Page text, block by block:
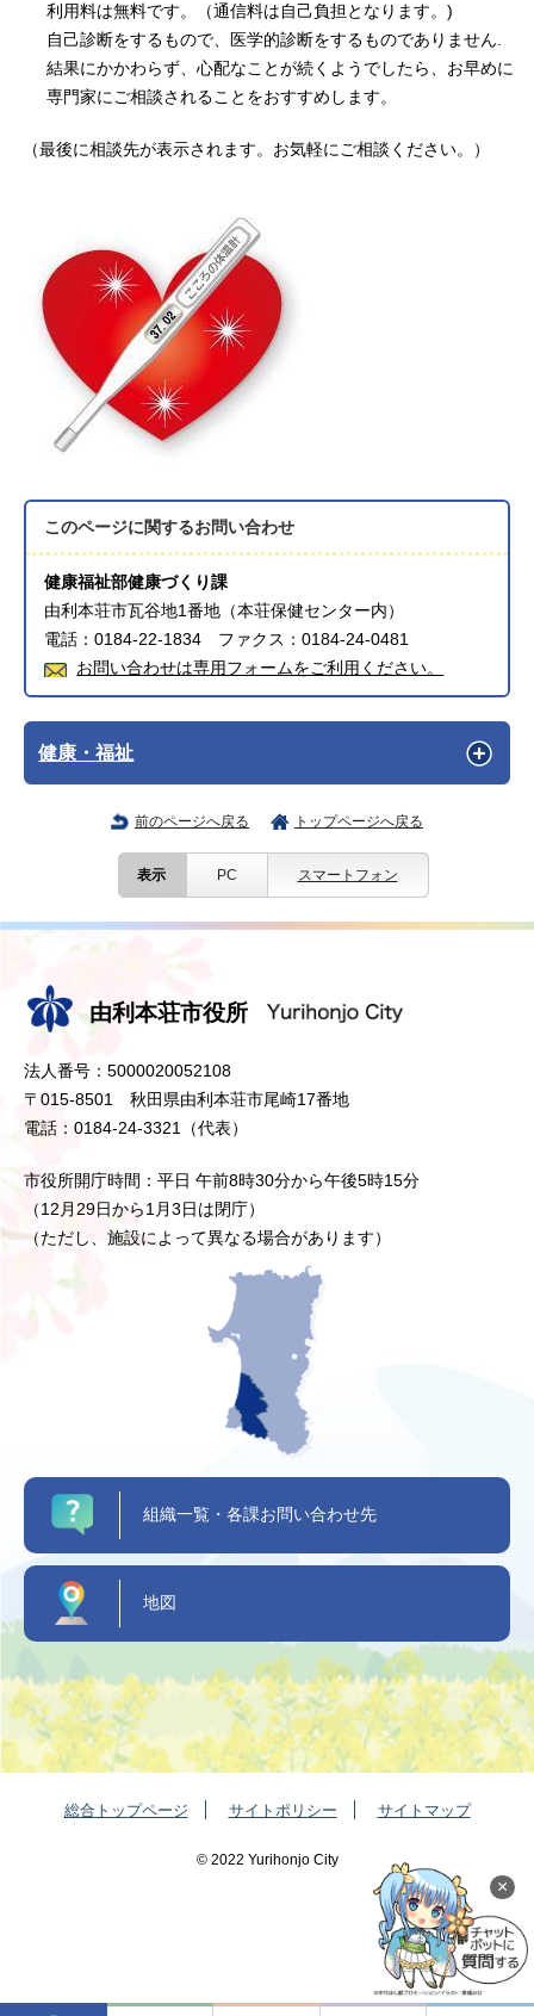
利用料は無料です。（通信料は自己負担となります。)
自己診断をするもので、医学的診断をするものでありません.
結果にかかわらず、心配なことが続くようでしたら、お早めに
専門家にご相談されることをおすすめします。
（最後に相談先が表示されます。お気軽にご相談ください。）
このページに関するお問い合わせ
健康福祉部健康づくり課
由利本荘市瓦谷地1番地（本荘保健センター内）
電話：0184-22-1834 ファクス：0184-24-0481
お問い合わせは専用フォームをご利用ください。
健康・福祉
前のページへ戻る トップページへ戻る
表示 PC スマートフォン
×
由利本荘市役所
法人番号：5000020052108
〒015-8501 秋田県由利本荘市尾崎17番地
電話：0184-24-3321（代表）
市役所開庁時間：平日 午前8時30分から午後5時15分
（12月29日から1月3日は閉庁）
（ただし、施設によって異なる場合があります）
組織一覧・各課お問い合わせ先
地図
総合トップページ サイトポリシー サイトマップ
©️ 2022 Yurihonjo City